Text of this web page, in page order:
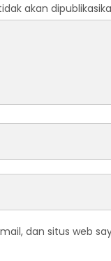
akan
dan situs web